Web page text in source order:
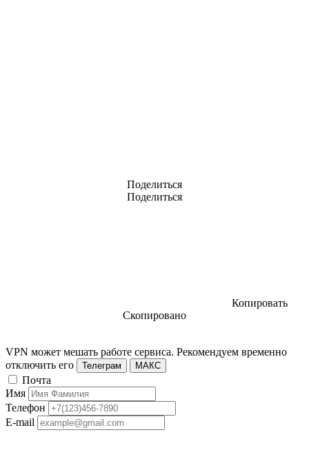
Поделиться
Поделиться
Копировать
Скопировано
VPN может мешать работе сервиса. Рекомендуем временно
отключить его
Телеграм МАКС
Почта
Имя
Телефон
E-mail